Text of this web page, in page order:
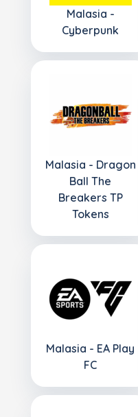
Malasia -
Cyberpunk
Malasia - Dragon
Ball The
Breakers TP
Tokens
Malasia - EA Play
FC